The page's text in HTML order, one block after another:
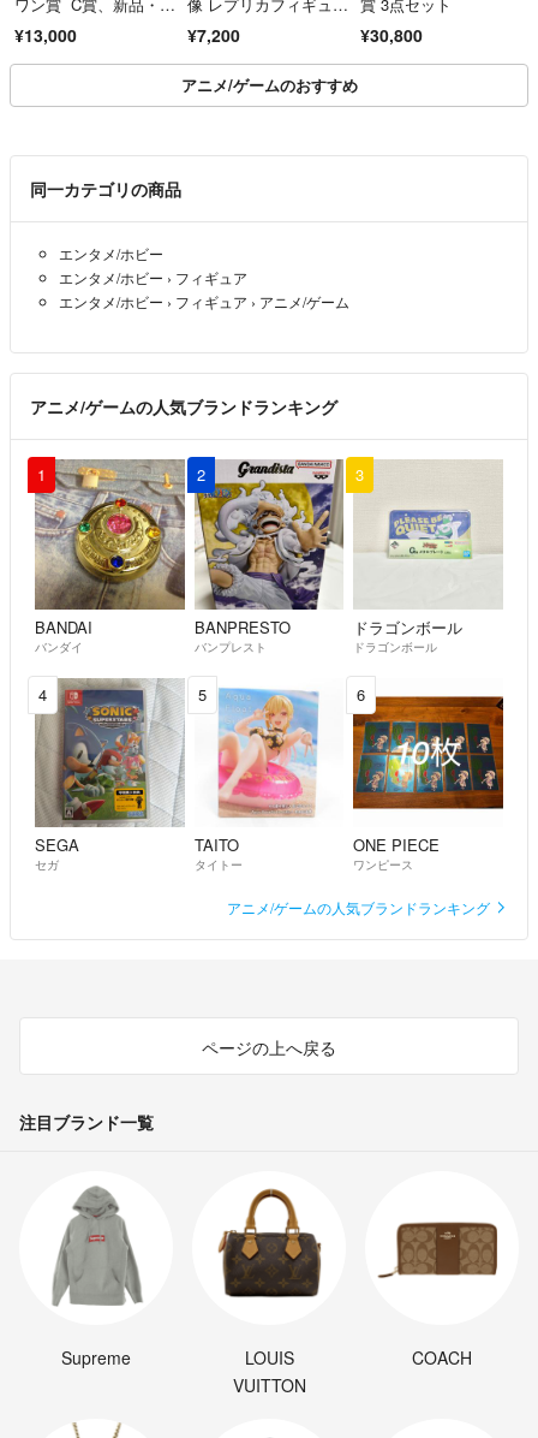
¥13,000 ¥7,200 ¥30,800
アニメ/ゲームのおすすめ
同一カテゴリの商品
エンタメ/ホビー
エンタメ/ホビー › フィギュア
エンタメ/ホビー › フィギュア › アニメ/ゲーム
アニメ/ゲームの人気ブランドランキング
1
BANDAI
バンダイ
2
BANPRESTO
バンプレスト
3
ドラゴンボール
ドラゴンボール
4
SEGA
セガ
5
TAITO
タイトー
6
ONE PIECE
ワンピース
アニメ/ゲームの人気ブランドランキング
ページの上へ戻る
注目ブランド一覧
Supreme
LOUIS
VUITTON
COACH